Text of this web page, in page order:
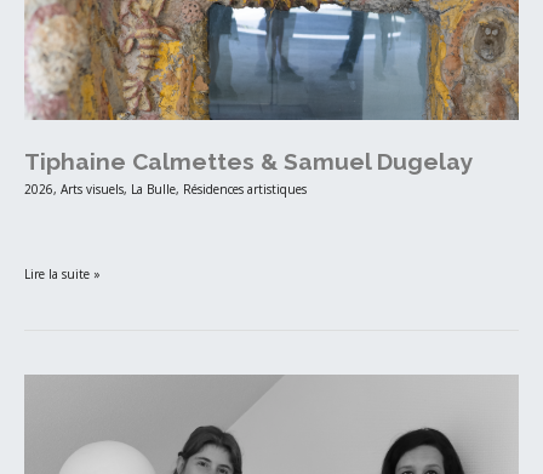
Tiphaine Calmettes & Samuel Dugelay
2026, Arts visuels, La Bulle, Résidences artistiques
Lire la suite »